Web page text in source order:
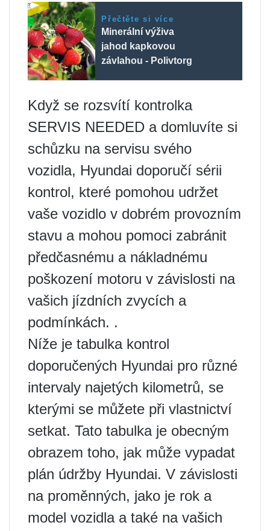
Přečtěte si více
Minerální výživa
jahod kapkovou
závlahou - Polivtorg
Když se rozsvítí kontrolka
SERVIS NEEDED a domluvíte si
schůzku na servisu svého
vozidla, Hyundai doporučí sérii
kontrol, které pomohou udržet
vaše vozidlo v dobrém provozním
stavu a mohou pomoci zabránit
předčasnému a nákladnému
poškození motoru v závislosti na
vašich jízdních zvycích a
podmínkách. .
Níže je tabulka kontrol
doporučených Hyundai pro různé
intervaly najetých kilometrů, se
kterými se můžete při vlastnictví
setkat. Tato tabulka je obecným
obrazem toho, jak může vypadat
plán údržby Hyundai. V závislosti
na proměnných, jako je rok a
model vozidla a také na vašich